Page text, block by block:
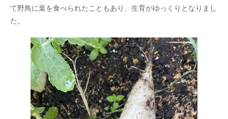
て野鳥に葉を食べられたこともあり、生育がゆっくりとなりまし
た。